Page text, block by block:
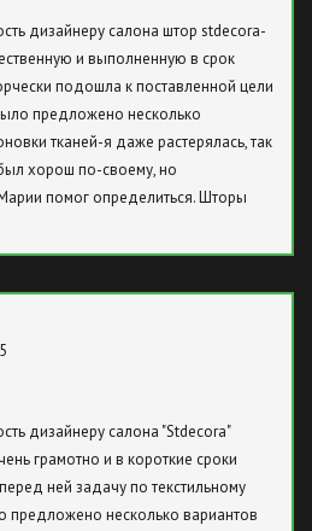
дизайнеру салона штор stdecora-
и выполненную в срок
подошла к поставленной цели
предложено несколько
тканей-я даже растерялась, так
хорош по-своему, но
помог определиться. Шторы
дизайнеру салона "Stdecora"
грамотно и в короткие сроки
ней задачу по текстильному
предложено несколько вариантов